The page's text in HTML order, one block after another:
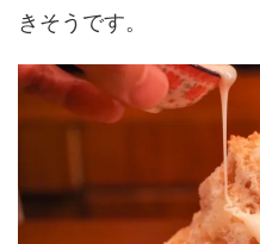
きそうです。